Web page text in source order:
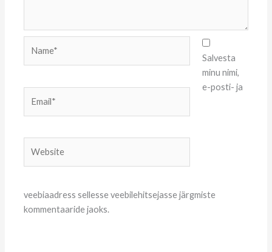
Salvesta
minu nimi,
e-posti- ja
veebiaadress sellesse veebilehitsejasse järgmiste
kommentaaride jaoks.